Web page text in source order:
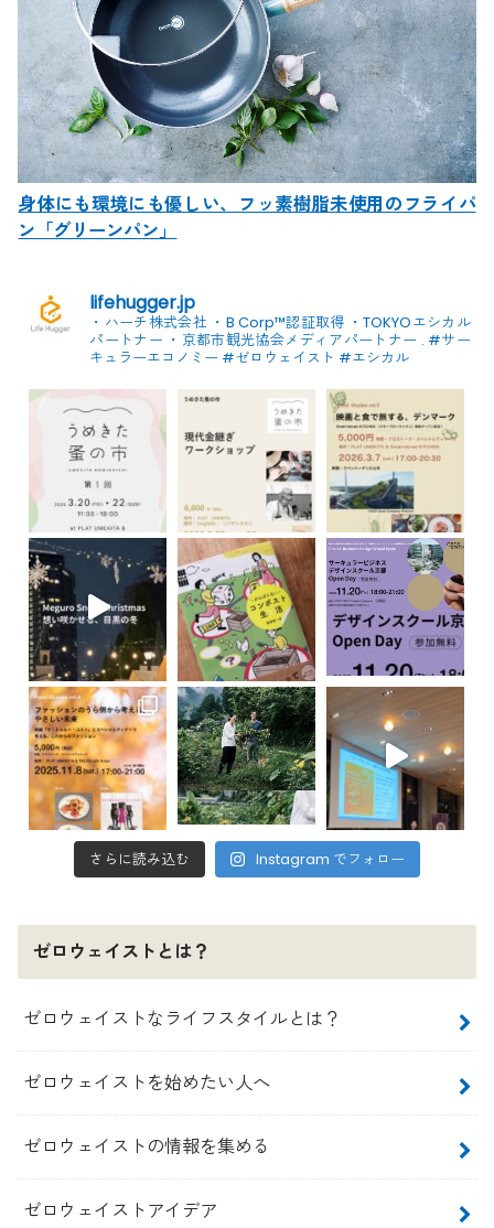
身体にも環境にも優しい、フッ素樹脂未使用のフライパ
ン「グリーンパン」
lifehugger.jp
・ハーチ株式会社 ・B Corp™認証取得 ・TOKYOエシカル
パートナー ・京都市観光協会メディアパートナー . #サー
キュラーエコノミー #ゼロウェイスト #エシカル
さらに読み込む Instagram でフォロー
ゼロウェイストとは？
ゼロウェイストなライフスタイルとは？
ゼロウェイストを始めたい人へ
ゼロウェイストの情報を集める
ゼロウェイストアイデア